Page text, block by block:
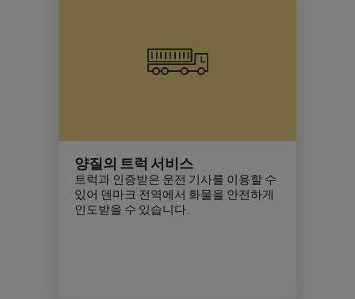
양질의 트럭 서비스
트럭과 인증받은 운전 기사를 이용할 수
있어 덴마크 전역에서 화물을 안전하게
인도받을 수 있습니다.